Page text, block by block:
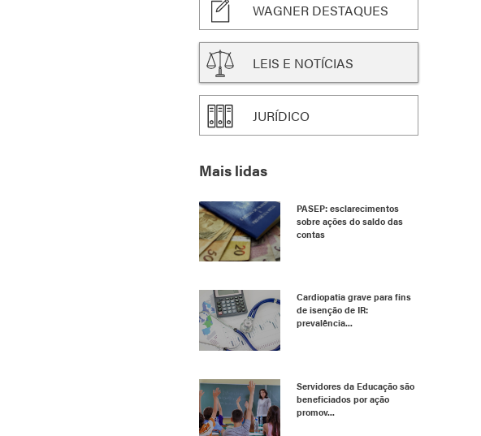
WAGNER DESTAQUES
LEIS E NOTÍCIAS
JURÍDICO
Mais lidas
PASEP: esclarecimentos
sobre ações do saldo das
contas
Cardiopatia grave para fins
de isenção de IR:
prevalência...
Servidores da Educação são
beneficiados por ação
promov...